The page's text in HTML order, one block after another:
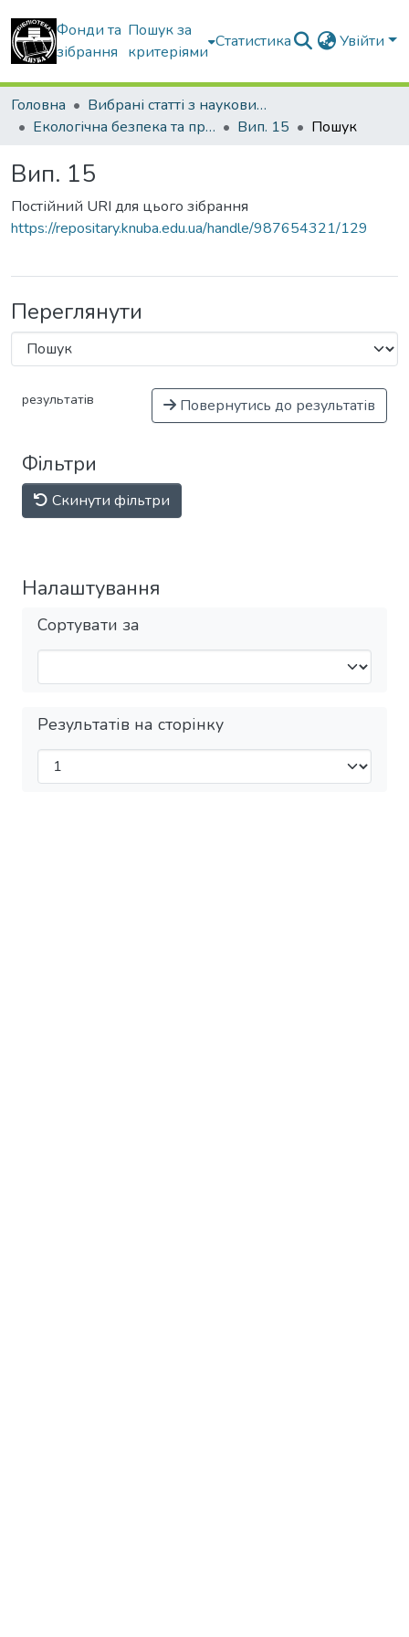
Фонди та
зібрання
Пошук за
критеріями
Статистика Увійти
Головна
Вибрані статті з наукових збірників КНУБА
Екологічна безпека та природокористування
Вип. 15 Пошук
Вип. 15
Постійний URI для цього зібрання
https://repositary.knuba.edu.ua/handle/987654321/129
Переглянути
результатів Повернутись до результатів
Фільтри
Скинути фільтри
Налаштування
Сортувати за
Результатів на сторінку